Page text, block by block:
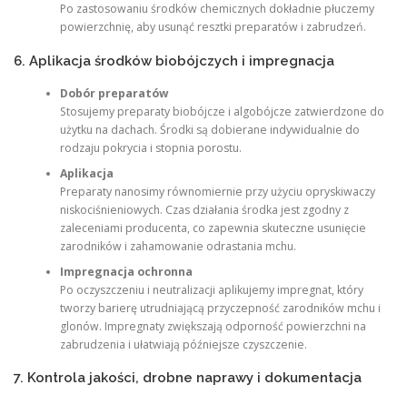
Po zastosowaniu środków chemicznych dokładnie płuczemy
powierzchnię, aby usunąć resztki preparatów i zabrudzeń.
6. Aplikacja środków biobójczych i impregnacja
Dobór preparatów
Stosujemy preparaty biobójcze i algobójcze zatwierdzone do
użytku na dachach. Środki są dobierane indywidualnie do
rodzaju pokrycia i stopnia porostu.
Aplikacja
Preparaty nanosimy równomiernie przy użyciu opryskiwaczy
niskociśnieniowych. Czas działania środka jest zgodny z
zaleceniami producenta, co zapewnia skuteczne usunięcie
zarodników i zahamowanie odrastania mchu.
Impregnacja ochronna
Po oczyszczeniu i neutralizacji aplikujemy impregnat, który
tworzy barierę utrudniającą przyczepność zarodników mchu i
glonów. Impregnaty zwiększają odporność powierzchni na
zabrudzenia i ułatwiają późniejsze czyszczenie.
7. Kontrola jakości, drobne naprawy i dokumentacja